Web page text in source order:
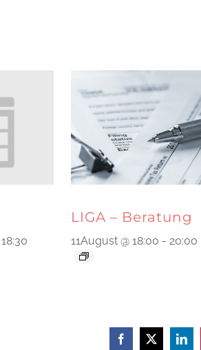
18:30
LIGA – Beratung
11August @ 18:00 - 20:00
Facebook
X